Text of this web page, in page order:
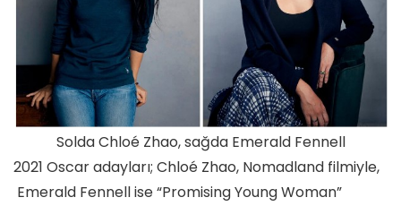
Solda Chloé Zhao, sağda Emerald Fennell
2021 Oscar adayları; Chloé Zhao, Nomadland filmiyle,
Emerald Fennell ise “Promising Young Woman”